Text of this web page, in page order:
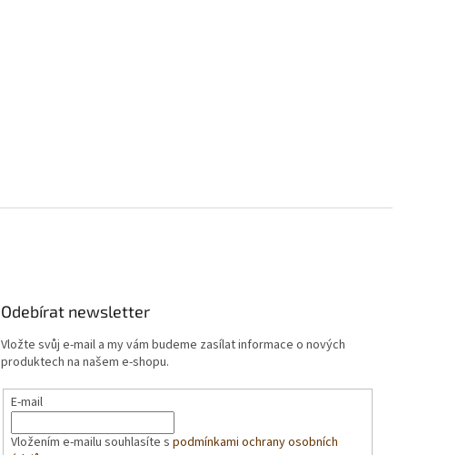
Odebírat newsletter
Vložte svůj e-mail a my vám budeme zasílat informace o nových
produktech na našem e-shopu.
E-mail
Vložením e-mailu souhlasíte spodmínkami ochrany osobních